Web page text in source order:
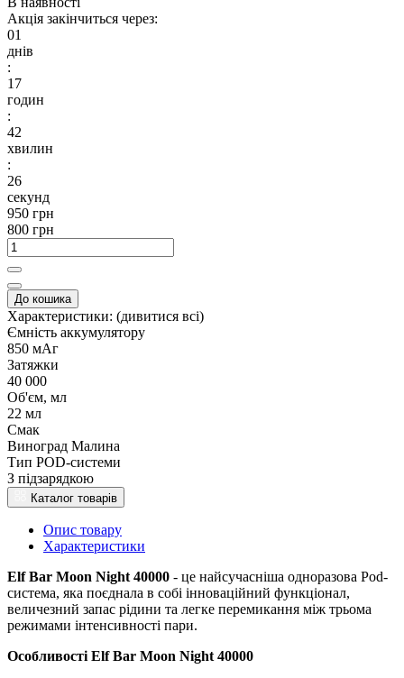
Акція закінчиться через:
01
днів
:
17
годин
:
42
хвилин
:
25
секунд
950 грн
800 грн
До кошика
Характеристики: (дивитися всі)
Ємність аккумулятору
850 мАг
Затяжки
40 000
Об'єм, мл
22 мл
Смак
Виноград Малина
Тип POD-системи
З підзарядкою
Каталог товарів
Опис товару
Характеристики
Elf Bar Moon Night 40000 - це найсучасніша одноразова Pod-
система, яка поєднала в собі інноваційний функціонал,
величезний запас рідини та легке перемикання між трьома
режимами інтенсивності пари.
Особливості Elf Bar Moon Night 40000